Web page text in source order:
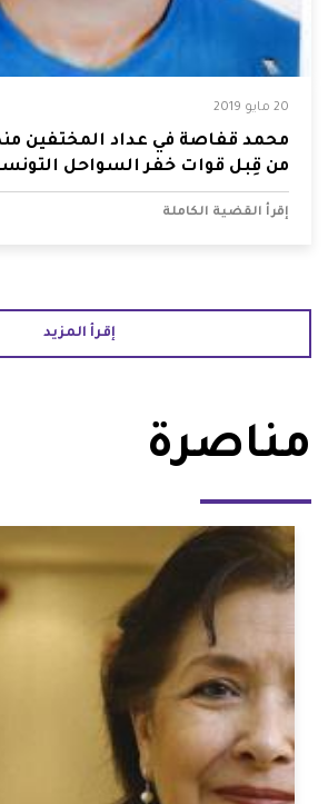
20 مايو 2019
محمد قفاصة في عداد المختفين
من قِبل قوات خفر السواحل التونسية
إقرأ القضية الكاملة
إقرأ المزيد
مناصرة